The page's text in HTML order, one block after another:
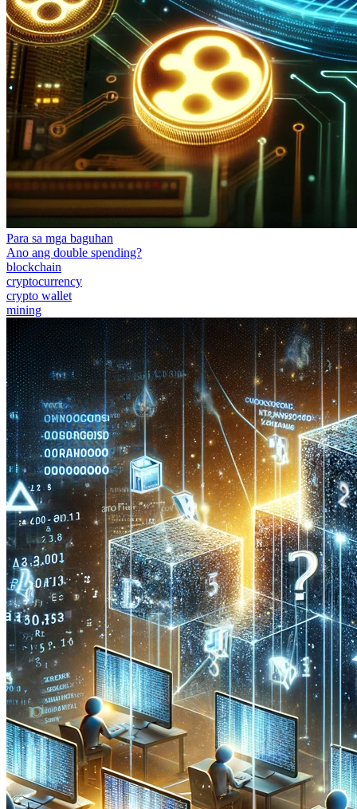
Para sa mga baguhan
Ano ang double spending?
blockchain
cryptocurrency
crypto wallet
mining